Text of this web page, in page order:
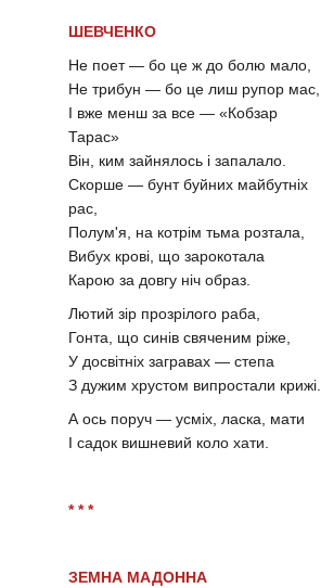
ШЕВЧЕНКО
Не поет — бо це ж до болю мало,
Не трибун — бо це лиш рупор мас,
І вже менш за все — «Кобзар
Тарас»
Він, ким зайнялось і запалало.
Скорше — бунт буйних майбутніх
рас,
Полум'я, на котрім тьма розтала,
Вибух крові, що зарокотала
Карою за довгу ніч образ.
Лютий зір прозрілого раба,
Гонта, що синів свяченим ріже,
У досвітніх загравах — степа
З дужим хрустом випростали крижі.
А ось поруч — усміх, ласка, мати
І садок вишневий коло хати.
* * *
ЗЕМНА МАДОННА